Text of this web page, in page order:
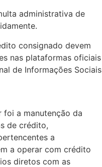
administrativa de
consignado devem
nas plataformas oficiais
de Informações Sociais
foi a manutenção da
de crédito,
a
a operar com crédito
diretos com as